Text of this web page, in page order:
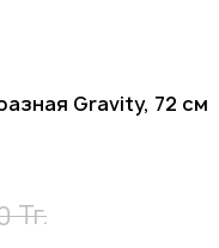
Gravity, 72 см
Тг.